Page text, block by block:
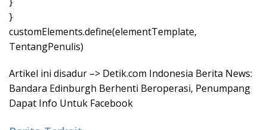
}
customElements.define(elementTemplate,
TentangPenulis)
Artikel ini disadur –> Detik.com Indonesia Berita News:
Bandara Edinburgh Berhenti Beroperasi, Penumpang
Dapat Info Untuk Facebook